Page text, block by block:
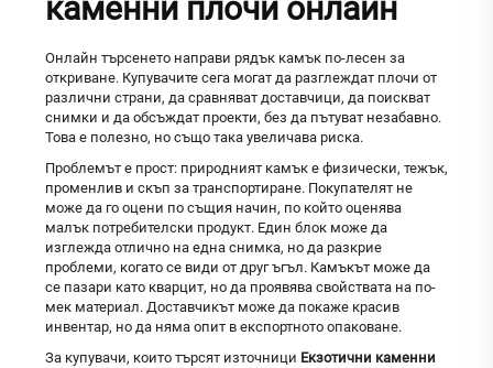
каменни плочи онлайн
Онлайн търсенето направи рядък камък по-лесен за
откриване. Купувачите сега могат да разглеждат плочи от
различни страни, да сравняват доставчици, да поискват
снимки и да обсъждат проекти, без да пътуват незабавно.
Това е полезно, но също така увеличава риска.
Проблемът е прост: природният камък е физически, тежък,
променлив и скъп за транспортиране. Покупателят не
може да го оцени по същия начин, по който оценява
малък потребителски продукт. Един блок може да
изглежда отлично на една снимка, но да разкрие
проблеми, когато се види от друг ъгъл. Камъкът може да
се пазари като кварцит, но да проявява свойствата на по-
мек материал. Доставчикът може да покаже красив
инвентар, но да няма опит в експортното опаковане.
За купувачи, които търсят източници Екзотични каменни